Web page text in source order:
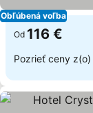
Obľúbená voľba
Od 116 €
Pozrieť ceny z(o)